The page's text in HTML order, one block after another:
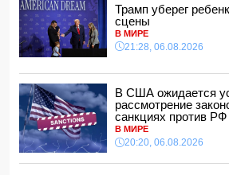
Кинолог развеял миф о собачьей
14:48, 07.08.2026
По делу Arzum 9999 назначена
экспертиза
ЕС ввел новые санкции против
14:34, 07.08.2026
Ужасающие подробности убийства
Тертерском районе
14:28, 07.08.2026
Трамп уберег
сцены
В МИРЕ
21:28, 06.08.2026
В США ожидается
рассмотрение
санкциях против
В МИРЕ
20:20, 06.08.2026